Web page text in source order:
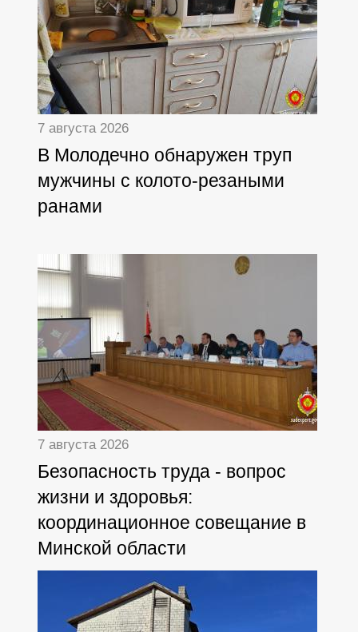
7 августа 2026
В Молодечно обнаружен труп
мужчины с колото-резаными
ранами
7 августа 2026
Безопасность труда - вопрос
жизни и здоровья:
координационное совещание в
Минской области